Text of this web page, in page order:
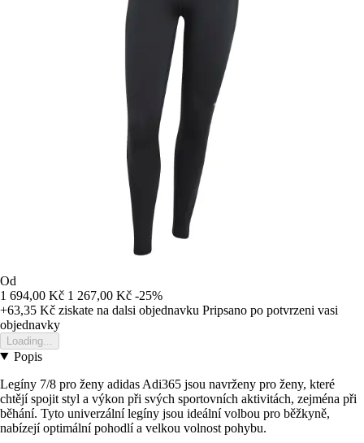
Od
1 694,00 Kč 1 267,00 Kč -25%
+63,35 Kč ziskate na dalsi objednavku Pripsano po potvrzeni vasi
objednavky
Loading...
Popis
Legíny 7/8 pro ženy adidas Adi365 jsou navrženy pro ženy, které
chtějí spojit styl a výkon při svých sportovních aktivitách, zejména při
běhání. Tyto univerzální legíny jsou ideální volbou pro běžkyně,
nabízejí optimální pohodlí a velkou volnost pohybu.